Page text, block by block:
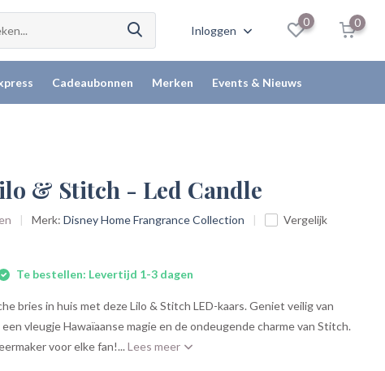
Inloggen
0 0
Cadeaubonnen Merken Events & Nieuws
& Stitch - Led Candle
Merk:Disney Home Frangrance Collection Vergelijk
Te bestellen: Levertijd 1-3 dagen
bries in huis met deze Lilo & Stitch LED-kaars. Geniet veilig van
vleugje Hawaïaanse magie en de ondeugende charme van Stitch.
voor elke fan!...Lees meer